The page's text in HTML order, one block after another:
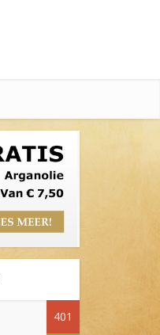
401